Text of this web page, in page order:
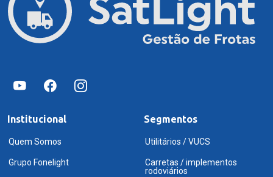
Institucional
Quem Somos
Grupo Fonelight
Segmentos
Utilitários / VUCS
Carretas / implementos
rodoviários